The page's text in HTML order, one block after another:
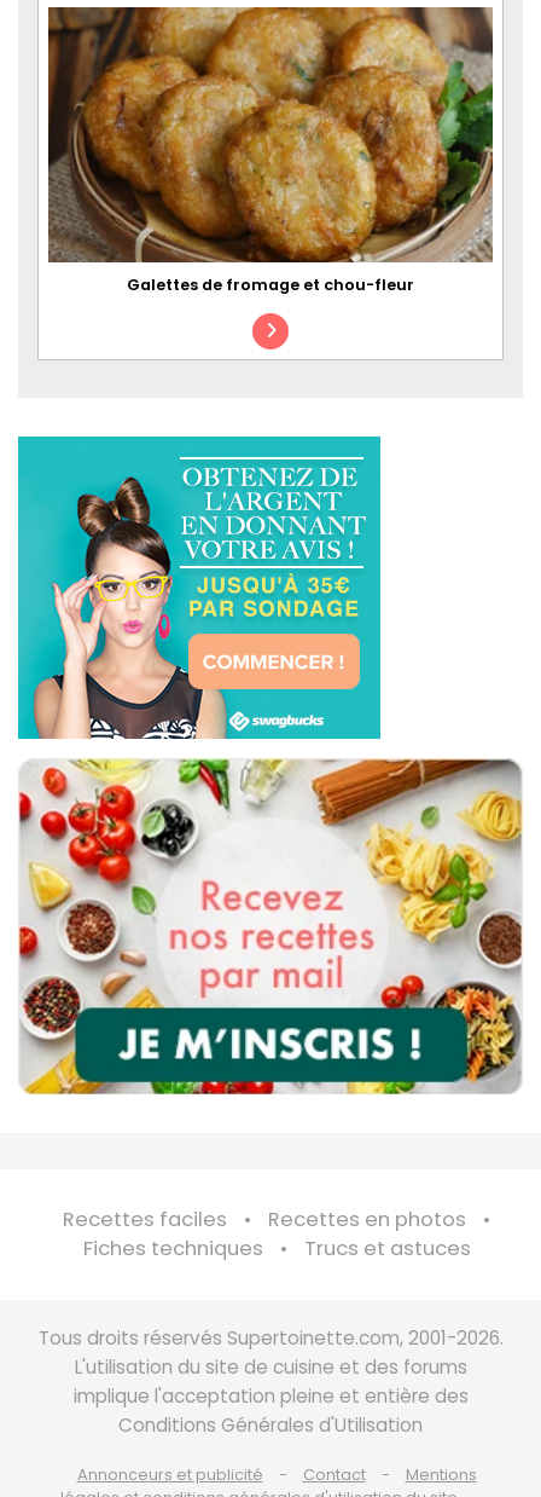
Galettes de fromage et chou-fleur
Recettes faciles
Recettes en photos
Fiches techniques
Trucs et astuces
Tous droits réservés Supertoinette.com, 2001-2026.
L'utilisation du site de cuisine et des forums
implique l'acceptation pleine et entière des
Conditions Générales d'Utilisation
Annonceurs et publicité Contact
Mentions